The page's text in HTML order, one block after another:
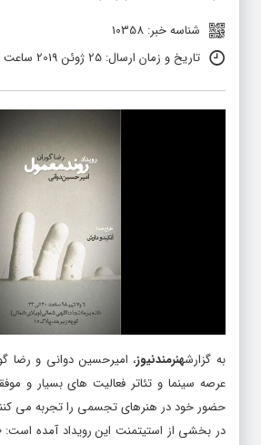
شناسه خبر: 10358
تاریخ و زمان ارسال: 25 ژوئن 2019 ساعت 18:04
به گزارشهنرمندنیوز، امیرحسین دوانی و رضا
عرصه سینما و تئاتر فعالیت های بسیار و
حضور خود در هنرهای تجسمی را تجربه می
در بخشی از استیتمنت این رویداد آمده است: